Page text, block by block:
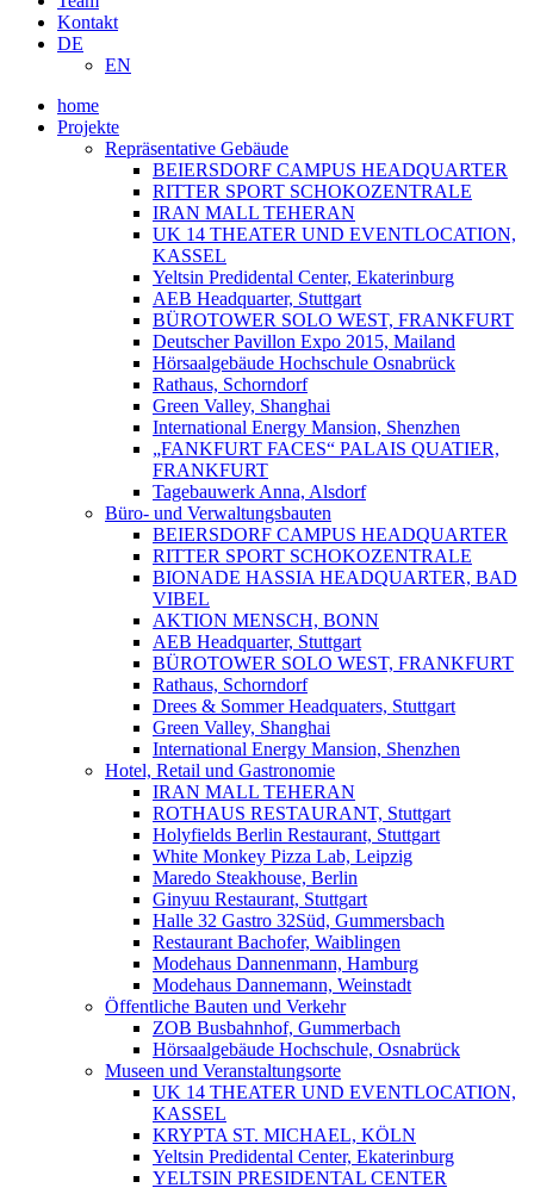
Kontakt
DE
EN
home
Projekte
Repräsentative Gebäude
BEIERSDORF CAMPUS HEADQUARTER
RITTER SPORT SCHOKOZENTRALE
IRAN MALL TEHERAN
UK 14 THEATER UND EVENTLOCATION,
KASSEL
Yeltsin Predidental Center, Ekaterinburg
AEB Headquarter, Stuttgart
BÜROTOWER SOLO WEST, FRANKFURT
Deutscher Pavillon Expo 2015, Mailand
Hörsaalgebäude Hochschule Osnabrück
Rathaus, Schorndorf
Green Valley, Shanghai
International Energy Mansion, Shenzhen
„FANKFURT FACES“ PALAIS QUATIER,
FRANKFURT
Tagebauwerk Anna, Alsdorf
Büro- und Verwaltungsbauten
BEIERSDORF CAMPUS HEADQUARTER
RITTER SPORT SCHOKOZENTRALE
BIONADE HASSIA HEADQUARTER, BAD
VIBEL
AKTION MENSCH, BONN
AEB Headquarter, Stuttgart
BÜROTOWER SOLO WEST, FRANKFURT
Rathaus, Schorndorf
Drees & Sommer Headquaters, Stuttgart
Green Valley, Shanghai
International Energy Mansion, Shenzhen
Hotel, Retail und Gastronomie
IRAN MALL TEHERAN
ROTHAUS RESTAURANT, Stuttgart
Holyfields Berlin Restaurant, Stuttgart
White Monkey Pizza Lab, Leipzig
Maredo Steakhouse, Berlin
Ginyuu Restaurant, Stuttgart
Halle 32 Gastro 32Süd, Gummersbach
Restaurant Bachofer, Waiblingen
Modehaus Dannenmann, Hamburg
Modehaus Dannemann, Weinstadt
Öffentliche Bauten und Verkehr
ZOB Busbahnhof, Gummerbach
Hörsaalgebäude Hochschule, Osnabrück
Museen und Veranstaltungsorte
UK 14 THEATER UND EVENTLOCATION,
KASSEL
KRYPTA ST. MICHAEL, KÖLN
Yeltsin Predidental Center, Ekaterinburg
YELTSIN PRESIDENTAL CENTER